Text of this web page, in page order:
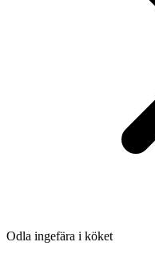
Odla ingefära i köket